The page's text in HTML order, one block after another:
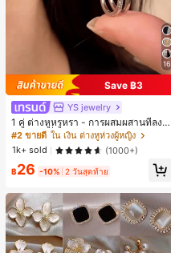
16
Save ฿3
YS jewelry
1 คู่ ต่างหูหรูหรา - การผสมผสานที่ลงตั
วของแฟชั่นและความซับซ้อน, ดีไซน์ส
องชั้น, เหมาะสำหรับสุภาพสตรีและนักเ
รียน, ต่างหูทองแดงฝังไมโคร
#2 ขายดี ใน เงิน ต่างหูห่วงผู้หญิง
1k+ sold
(1000+)
฿26 -10% 2 วันสุดท้าย